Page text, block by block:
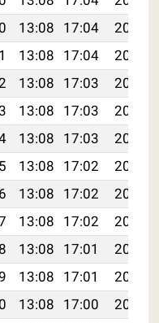
13:08 17:04
20:26
13:08 17:04
20:25
13:08 17:03
20:24
13:08 17:03
20:23
13:08 17:03
20:22
13:08 17:02
20:21
13:08 17:02
20:20
13:08 17:02
20:19
13:08 17:01
20:18
13:08 17:01
20:16
13:08 17:00
20:15